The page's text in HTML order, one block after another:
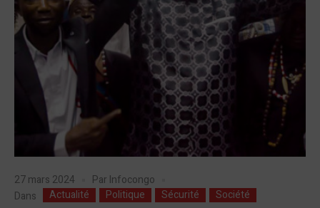
27 mars 2024 Par Infocongo
Dans
Actualité Politique Sécurité Société